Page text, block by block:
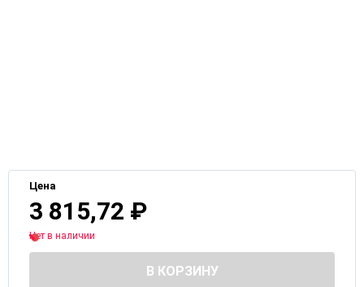
Цена
3 815,72 ₽
Нет в наличии
В КОРЗИНУ